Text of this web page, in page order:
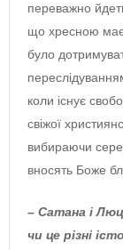
переважно
що хресною має
було
коли існує
свіжої
вибираючи
вносять Боже
– Сатана і
чи це різні